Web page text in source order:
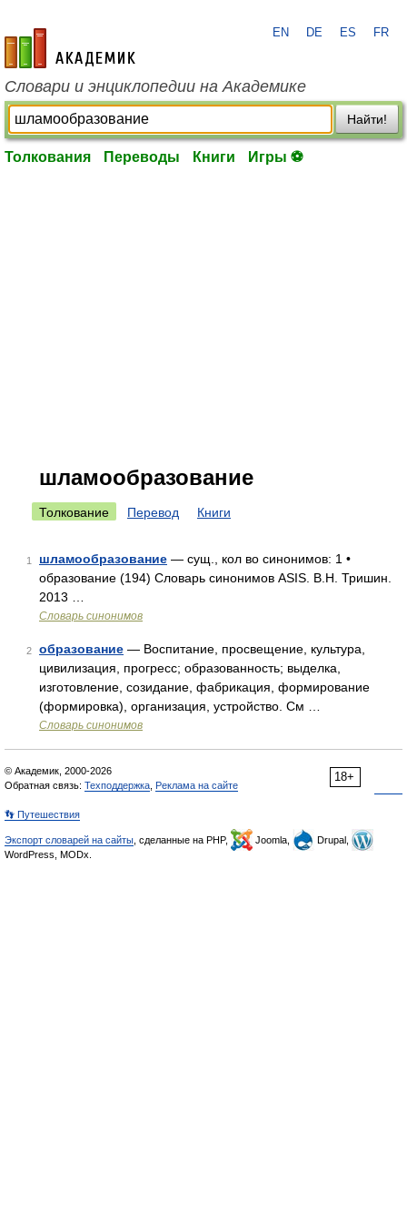
academic.ru
EN DE ES FR
Словари и энциклопедии на Академике
Найти!
Толкования Переводы Книги Игры ⚽
шламообразование
Толкование Перевод Книги
1 шламообразование — сущ., кол во синонимов: 1 •
образование (194) Словарь синонимов ASIS. В.Н. Тришин.
2013 …
Словарь синонимов
2 образование — Воспитание, просвещение, культура,
цивилизация, прогресс; образованность; выделка,
изготовление, созидание, фабрикация, формирование
(формировка), организация, устройство. См …
Словарь синонимов
18+
© Академик, 2000-2026
Обратная связь: Техподдержка Реклама на сайте
👣 Путешествия
Экспорт словарей на сайты , сделанные на PHP, Joomla,
Drupal,
WordPress, MODx.